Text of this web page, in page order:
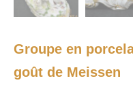
Groupe en
goût de Meissen